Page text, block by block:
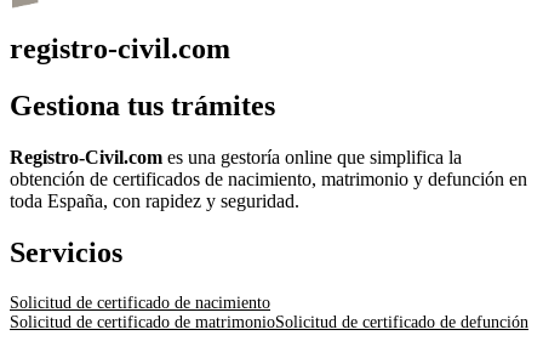
registro-civil.com
Gestiona tus trámites
Registro-Civil.com es una gestoría online que simplifica la
obtención de certificados de nacimiento, matrimonio y defunción en
toda España, con rapidez y seguridad.
Servicios
Solicitud de certificado de nacimiento
Solicitud de certificado de matrimonioSolicitud de certificado de defunción